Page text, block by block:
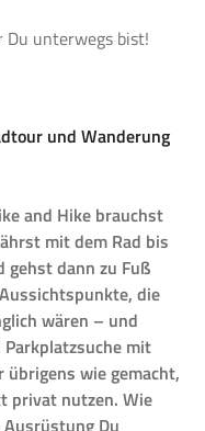
unterwegs bist!
und Wanderung
and Hike brauchst
mit dem Rad bis
gehst dann zu Fuß
die
wären – und
mit
wie gemacht,
privat nutzen. Wie
Du